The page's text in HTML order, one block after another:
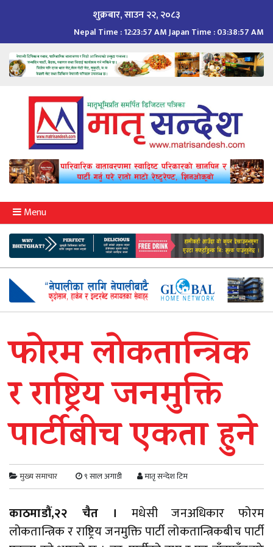
शुक्रबार, साउन २२, २०८३
Nepal Time :12:23:57 AMJapan Time :03:38:57 AM
Menu
फोरम लोकतान्त्रिक
र राष्ट्रिय जनमुक्ति
पार्टीबीच एकता हुने
मुख्य समाचार ९ साल अगाडी मातृ सन्देश टिम
काठमाडौं,२२ चैत ।
मधेसी जनअधिकार फोरम
लोकतान्त्रिक र राष्ट्रिय जनमुक्ति पार्टी लोकतान्त्रिकबीच पार्टी